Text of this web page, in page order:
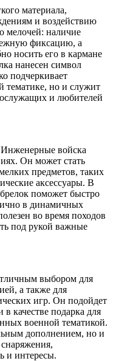
материала,
и воздействию
мелочей: наличие
фиксацию, а
носить его в кармане
нанесен символ
подчеркивает
тематике, но и служит
и любителей
Инженерные войска
Он может стать
предметов, таких
аксессуары. В
поможет быстро
в динамичных
во время походов
под рукой важные
выбором для
а также для
игр. Он подойдет
в качестве подарка для
военной тематикой.
дополнением, но и
и интересы.